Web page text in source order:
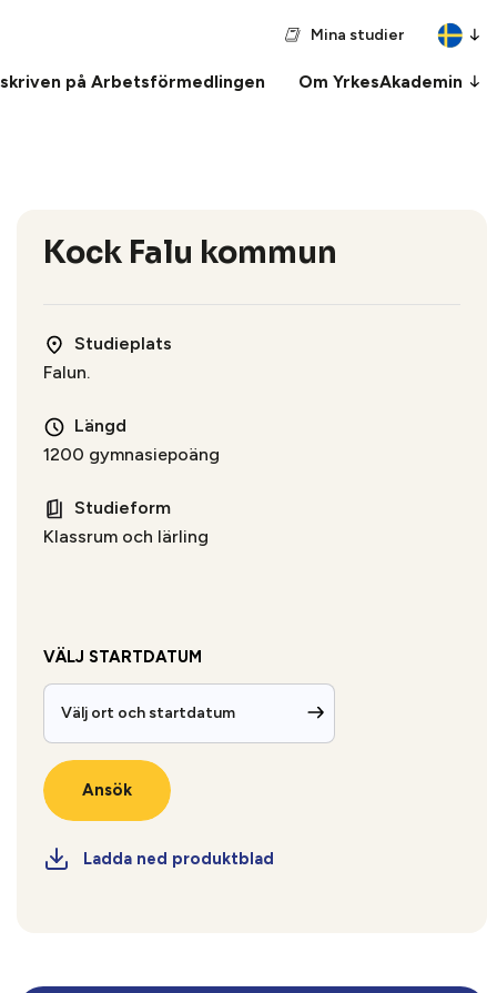
Mina studier
på Arbetsförmedlingen Om YrkesAkademin
Kock Falu kommun
Studieplats
Falun.
Längd
1200 gymnasiepoäng
Studieform
Klassrum och lärling
VÄLJ STARTDATUM
Välj ort och startdatum
Ansök
Ladda ned produktblad